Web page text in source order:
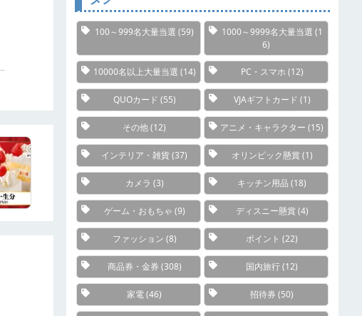
100～999名大量当選 (59) 1000～9999名大量当選 (1
6)
10000名以上大量当選 (14) PC・スマホ (12)
QUOカード (55) VJAギフトカード (1)
その他(12) アニメ・キャラクター (15)
インテリア・雑貨(37) オリンピック懸賞(1)
カメラ (3) キッチン用品 (18)
ゲーム・おもちゃ (9) ディスニー懸賞(4)
ファッション (8) ポイント (22)
商品券・金券 (308) 国内旅行(12)
家電(46) 招待券 (50)